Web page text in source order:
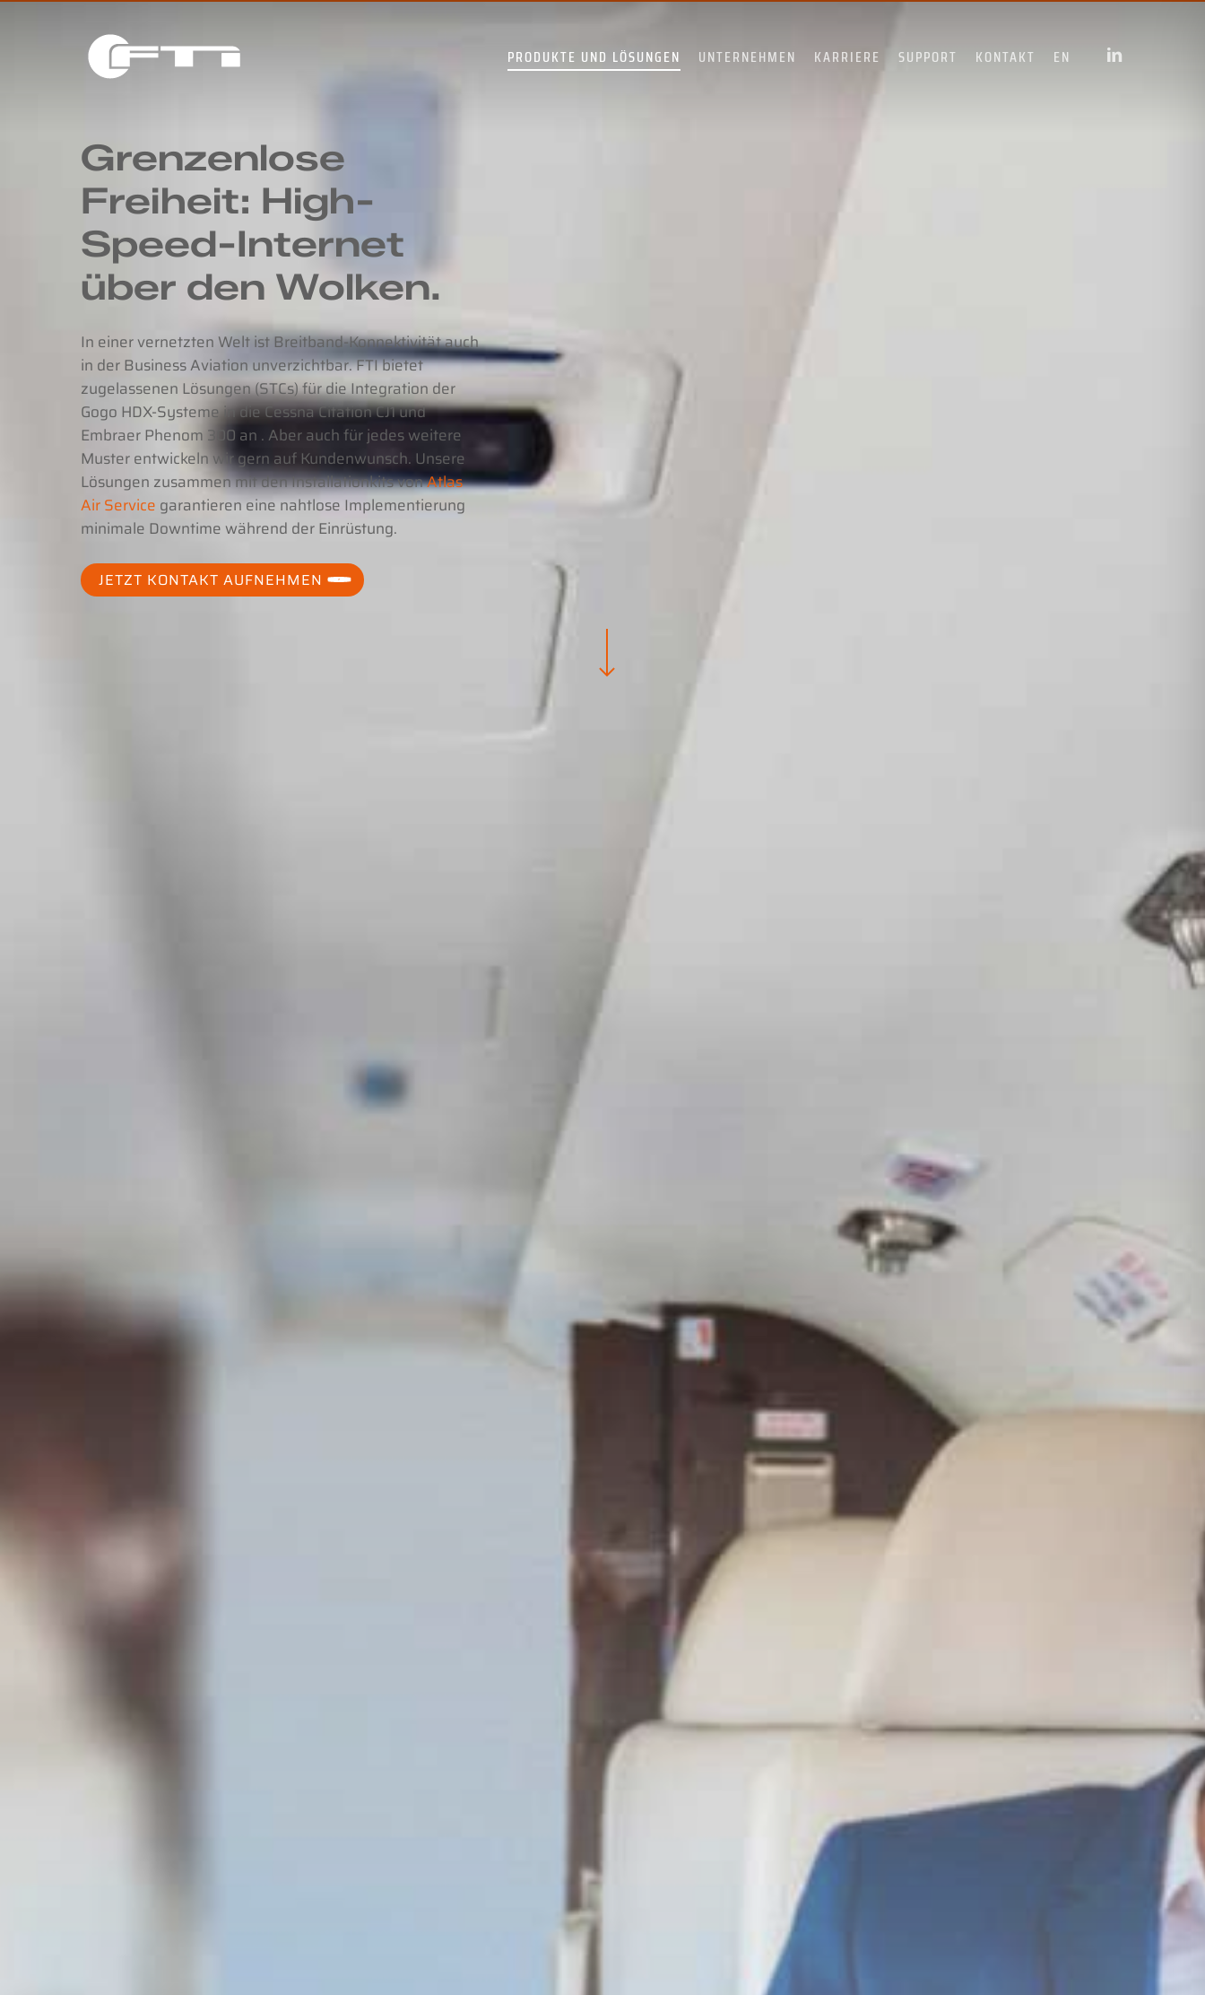
PRODUKTE UND LÖSUNGEN UNTERNEHMEN KARRIERE SUPPORT KONTAKT EN LINKEDIN
Grenzenlose
Freiheit: High-
Speed-Internet
über den Wolken.
In einer vernetzten Welt ist Breitband-Konnektivität auch
in der Business Aviation unverzichtbar. FTI bietet
zugelassenen Lösungen (STCs) für die Integration der
Gogo HDX-Systeme in die Cessna Citation CJ1 und
Embraer Phenom 300 an . Aber auch für jedes weitere
Muster entwickeln wir gern auf Kundenwunsch. Unsere
Lösungen zusammen mit den Installationkits vonAtlas
Air Service garantieren eine nahtlose Implementierung
minimale Downtime während der Einrüstung.
JETZT KONTAKT AUFNEHMEN